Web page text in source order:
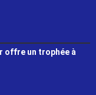
offre un trophée à